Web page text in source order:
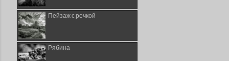
Пейзаж с речкой
Рябина